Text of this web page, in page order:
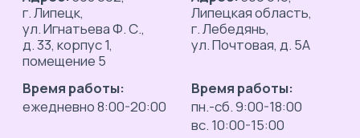
Обратите внимание
САО «РЕСО-
ООО «Мёд и Мёд»
в рамках ДМС
сотрудничает
медицинскими
организациями:
Стоматология
НЕ ведёт приём
Обратите внимание